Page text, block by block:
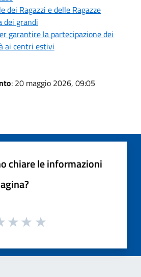
dei Ragazzi e delle Ragazze
dei grandi
garantire la partecipazione dei
ai centri estivi
: 20 maggio 2026, 09:05
chiare le informazioni